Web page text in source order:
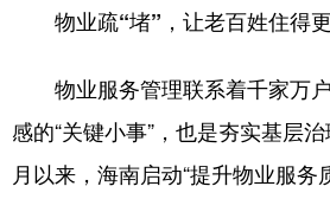
物业疏“堵”，让老百姓住得
物业服务管理联系着千家万
感的“关键小事”，也是夯实基层
月以来，海南启动“提升物业服务